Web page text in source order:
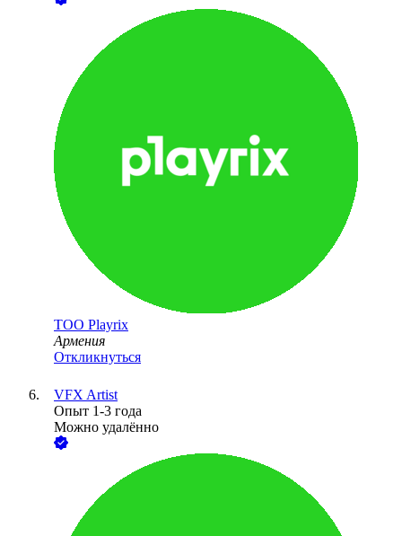
ТОО Playrix
Армения
Откликнуться
VFX Artist
Опыт 1-3 года
Можно удалённо